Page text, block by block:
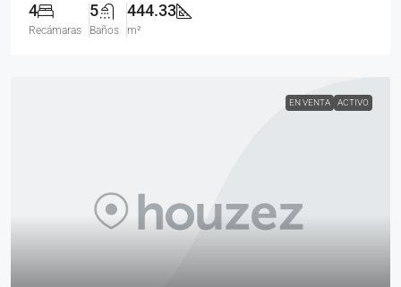
4
Recámaras
5
Baños
444.33
m²
EN VENTA ACTIVO